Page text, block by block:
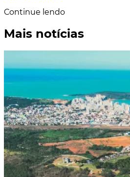
Continue lendo
Mais notícias